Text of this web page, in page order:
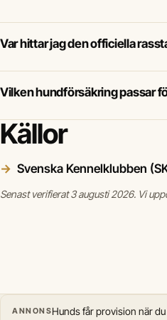
Var hittar jag den officiella
Vilken hundförsäkring passar
Källor
Svenska Kennelklubben
Senast verifierat 3 augusti 2026. Vi
ANNONSHunds får provision när